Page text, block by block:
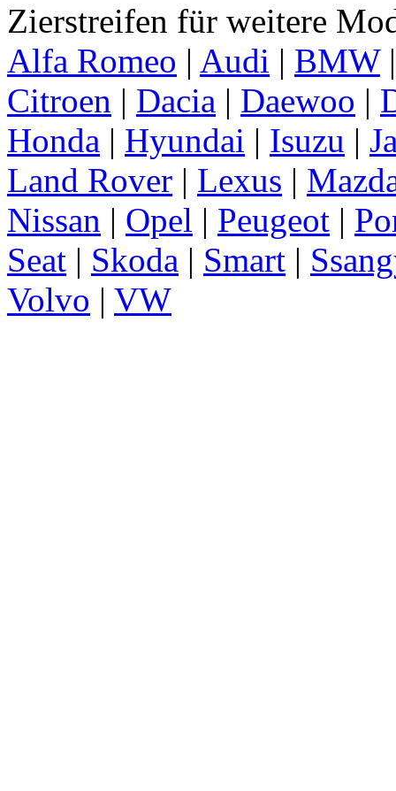
Zierstreifen für weitere
Alfa Romeo | Audi | BMW
Citroen | Dacia | Daewoo |
Honda | Hyundai | Isuzu |
Land Rover | Lexus |
Nissan | Opel | Peugeot |
Seat | Skoda | Smart |
Volvo | VW